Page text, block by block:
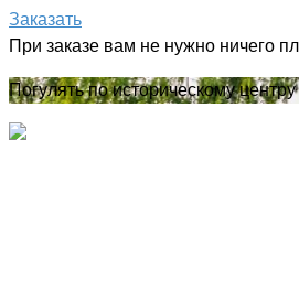
Заказать
При заказе вам не нужно ничего
Погулять по историческому